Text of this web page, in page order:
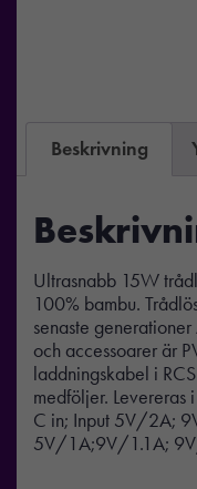
Beskrivning
Ultrasnabb 15W
100% bambu.
senaste
och accessoarer är
laddningskabel i
medföljer. Levereras
C in; Input 5V/2A;
5V/1A;9V/1.1A;